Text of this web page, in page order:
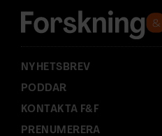
s
:
NYHETSBREV
PODDAR
KONTAKTA F&F
PRENUMERERA